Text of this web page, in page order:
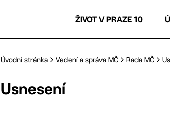
ŽIVOT V PRAZE 10
Úvodní stránka Vedení a správa MČ Rada MČ
Usnesení